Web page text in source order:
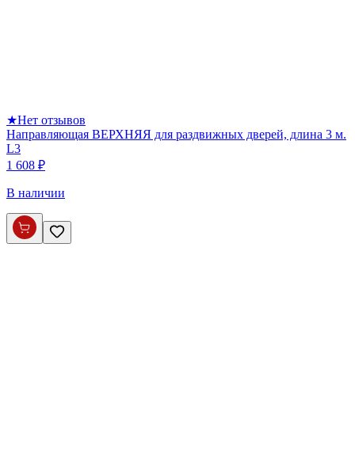
★Нет отзывов
Направляющая ВЕРХНЯЯ для раздвижных дверей, длина 3 м.
L3
1 608 ₽
В наличии